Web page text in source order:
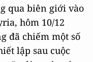
qua biên giới vào
hôm 10/12
đã chiếm một số
lập sau cuộc